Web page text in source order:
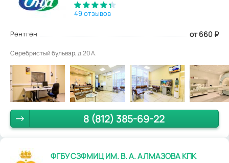
49 отзывов
Рентген от 660 ₽
Серебристый бульвар, д.20 А.
8 (812) 385-69-22
ФГБУ СЗФМИЦ ИМ. В. А. АЛМАЗОВА КПК